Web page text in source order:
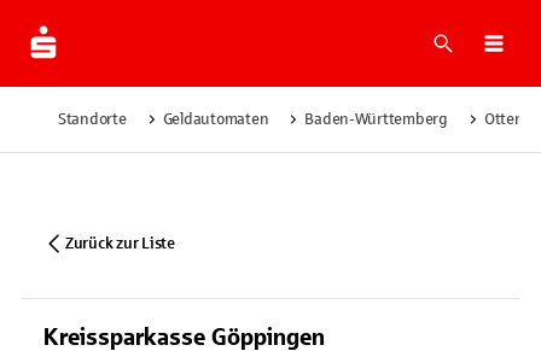
Suche
Standorte Geldautomaten Baden-Württemberg
Zurück zur Liste
Kreissparkasse Göppingen